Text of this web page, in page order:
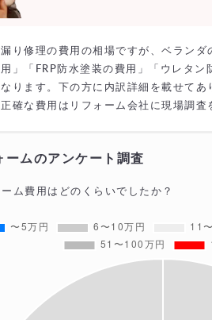
り修理の費用の相場ですが、ベラン
」「FRP防水塗装の費用」「ウレタ
ります。下の方に内訳詳細を載せて
確な費用はリフォーム会社に現場調
ームのアンケート調査
ム費用はどのくらいでしたか？